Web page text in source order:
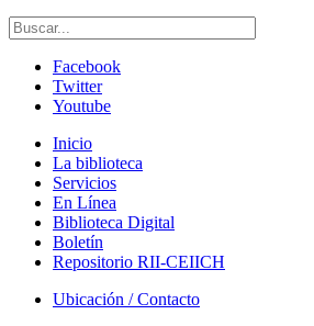
Facebook
Twitter
Youtube
Inicio
La biblioteca
Servicios
En Línea
Biblioteca Digital
Boletín
Repositorio RII-CEIICH
Ubicación / Contacto